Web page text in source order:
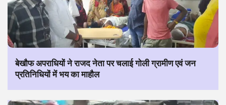
बेखौफ अपराधियों ने राजद नेता पर चलाई गोली ग्रामीण एवं जन
प्रतिनिधियों में भय का माहौल